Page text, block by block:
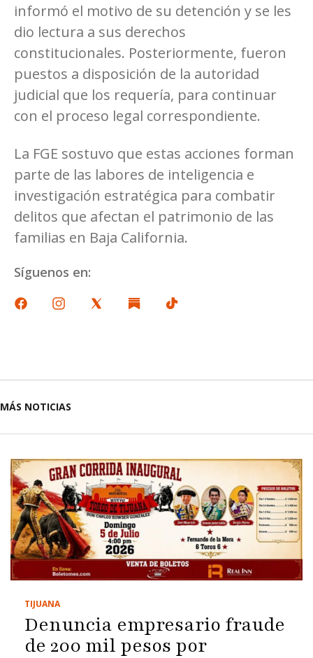
informó el motivo de su detención y se les
dio lectura a sus derechos
constitucionales. Posteriormente, fueron
puestos a disposición de la autoridad
judicial que los requería, para continuar
con el proceso legal correspondiente.
La FGE sostuvo que estas acciones forman
parte de las labores de inteligencia e
investigación estratégica para combatir
delitos que afectan el patrimonio de las
familias en Baja California.
Síguenos en:
MÁS NOTICIAS
TIJUANA
Denuncia empresario fraude
de 200 mil pesos por